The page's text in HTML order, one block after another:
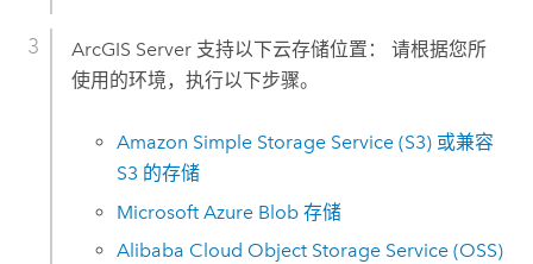
ArcGIS Server支持以下云存储位置： 请根据您所
使用的环境，执行以下步骤。
Amazon Simple Storage Service (S3) 或兼容
S3 的存储
Microsoft Azure Blob 存储
Alibaba Cloud Object Storage Service (OSS)